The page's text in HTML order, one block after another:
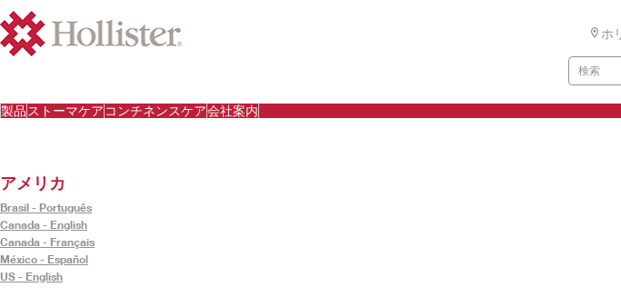
ホ
製品 ストーマケア コンチネンスケア会社案内
アメリカ
Brasil - Português
Canada - English
Canada - Français
México - Español
US - English